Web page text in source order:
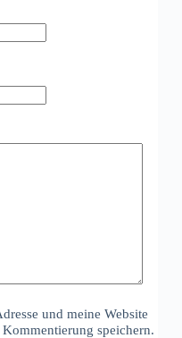
und meine Website
speichern.